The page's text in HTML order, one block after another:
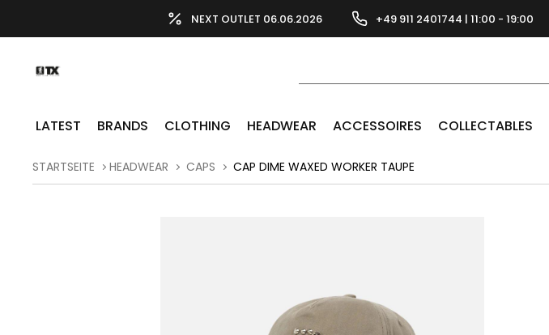
NEXT OUTLET 06.06.2026 +49 911 2401744 | 11:00 - 19:00
LATEST BRANDS CLOTHING HEADWEAR ACCESSOIRES COLLECTABLES
STARTSEITE HEADWEAR CAPS CAP DIME WAXED WORKER TAUPE